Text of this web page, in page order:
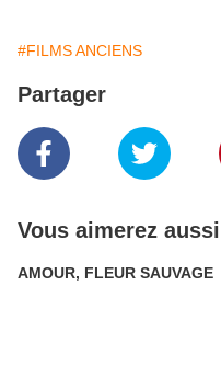
#FILMS ANCIENS
Partager
Vous aimerez aussi
AMOUR, FLEUR SAUVAGE